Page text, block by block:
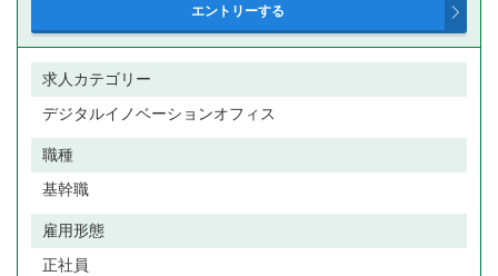
求人カテゴリー
デジタルイノベーションオフィス
職種
基幹職
雇用形態
正社員